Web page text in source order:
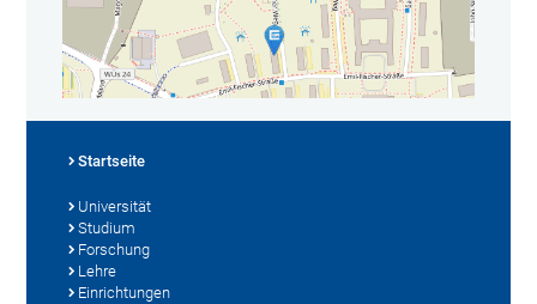
Startseite
Universität
Studium
Forschung
Lehre
Einrichtungen